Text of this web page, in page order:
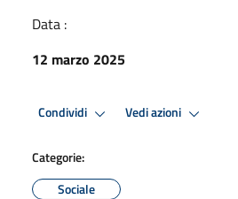
Data :
12 marzo 2025
Condividi Vedi azioni
Categorie:
Sociale